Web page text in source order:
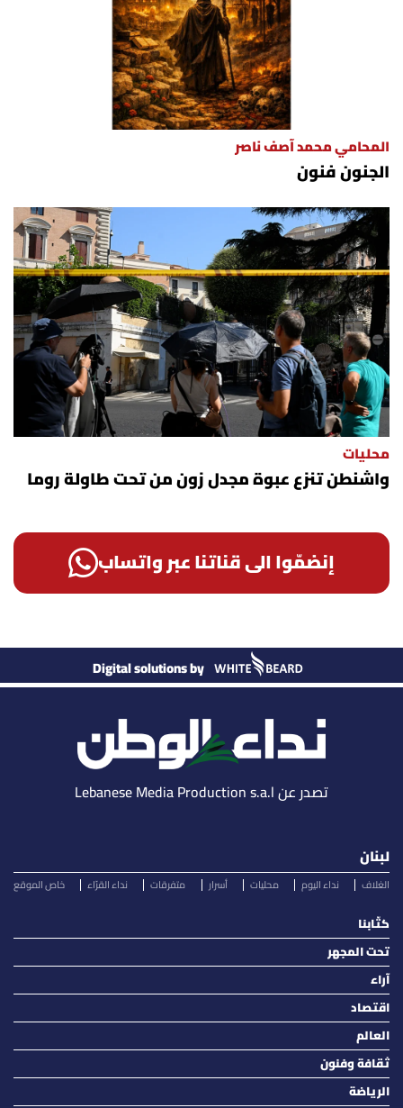
المحامي محمد آصف ناصر
الجنون فنون
محليات
واشنطن تنزع عبوة مجدل زون من تحت طاولة روما
إنضمّوا الى قناتنا عبر واتساب
Digital solutions by
تصدر عن Lebanese Media Production s.a.l
لبنان
الغلاف نداء اليوم محليات أسرار متفرقات نداء القرّاء خاص الموقع
كتّابنا
تحت المجهر
آراء
اقتصاد
العالم
ثقافة وفنون
الرياضة